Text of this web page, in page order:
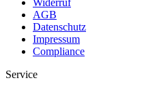
Widerruf
AGB
Datenschutz
Impressum
Compliance
Service